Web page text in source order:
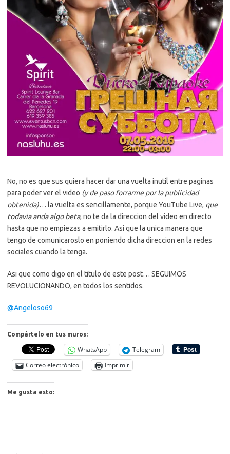
No, no es que sus quiera hacer dar una vuelta inutil entre paginas
para poder ver el video (y de paso forrarme por la publicidad
obtenida)… la vuelta es sencillamente, porque YouTube Live, que
todavia anda algo beta, no te da la direccion del video en directo
hasta que no empiezas a emitirlo. Asi que la unica manera que
tengo de comunicaroslo en poniendo dicha direccion en la redes
sociales cuando la tenga.
Asi que como digo en el titulo de este post… SEGUIMOS
REVOLUCIONANDO, en todos los sentidos.
@Angeloso69
Compártelo en tus muros:
WhatsApp
Telegram
Correo electrónico
Imprimir
Me gusta esto: